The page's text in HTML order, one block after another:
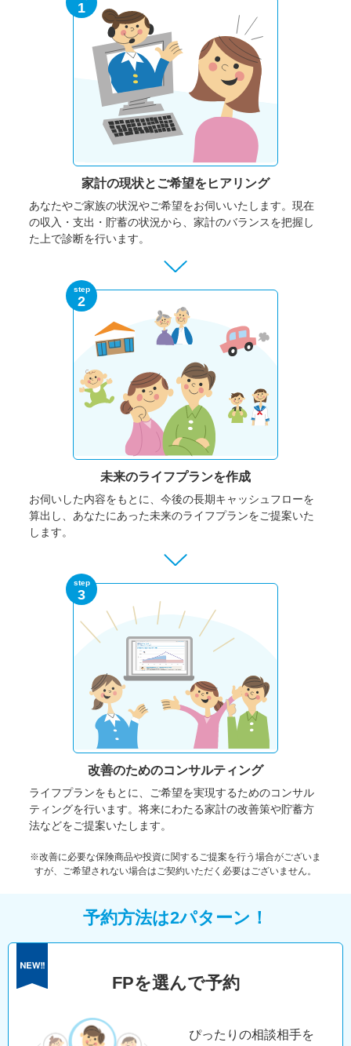
1
家計の現状と ご希望をヒアリング
あなたやご家族の状況やご希望をお伺いいたします。 現在
の収入・支出・貯蓄の状況から、家計のバランスを把握し
た上で診断を行います。
step
2
未来のライフプランを作成
お伺いした内容をもとに、今後の長期キャッシュフローを
算出し、あなたにあった未来のライフプランをご提案いた
します。
step
3
改善のためのコンサルティング
ライフプランをもとに、ご希望を実現するためのコンサル
ティングを行います。将来にわたる家計の改善策や貯蓄方
法などをご提案いたします。
※改善に必要な保険商品や投資に関するご提案を行う場合がございま
すが、ご希望されない場合はご契約いただく必要はございません。
予約方法は2パターン！
FPを選んで予約
ぴったりの相談相手を